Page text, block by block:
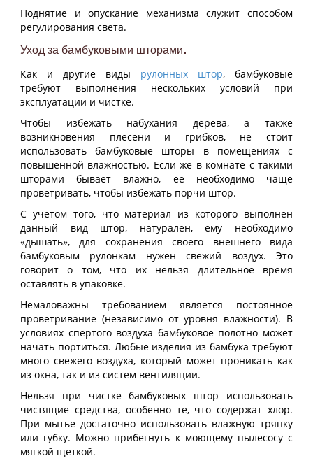
Поднятие и опускание механизма служит способом
регулирования света.
Уход за бамбуковыми шторами.
Как и другие виды рулонных штор, бамбуковые
требуют выполнения нескольких условий при
эксплуатации и чистке.
Чтобы избежать набухания дерева, а также
возникновения плесени и грибков, не стоит
использовать бамбуковые шторы в помещениях с
повышенной влажностью. Если же в комнате с такими
шторами бывает влажно, ее необходимо чаще
проветривать, чтобы избежать порчи штор.
С учетом того, что материал из которого выполнен
данный вид штор, натурален, ему необходимо
«дышать», для сохранения своего внешнего вида
бамбуковым рулонкам нужен свежий воздух. Это
говорит о том, что их нельзя длительное время
оставлять в упаковке.
Немаловажны требованием является постоянное
проветривание (независимо от уровня влажности). В
условиях спертого воздуха бамбуковое полотно может
начать портиться. Любые изделия из бамбука требуют
много свежего воздуха, который может проникать как
из окна, так и из систем вентиляции.
Нельзя при чистке бамбуковых штор использовать
чистящие средства, особенно те, что содержат хлор.
При мытье достаточно использовать влажную тряпку
или губку. Можно прибегнуть к моющему пылесосу с
мягкой щеткой.